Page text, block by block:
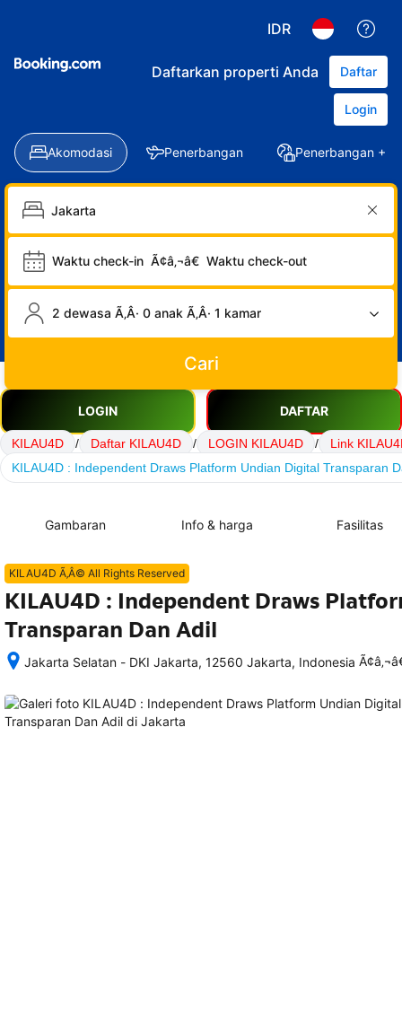
IDR
Daftarkan properti Anda Daftar
Login
Akomodasi Penerbangan Penerbangan +
Waktu check-in Ã¢â‚¬â€ Waktu check-out
2 dewasa Ã‚Â· 0 anak Ã‚Â· 1 kamar
Cari
LOGIN DAFTAR
KILAU4D / Daftar KILAU4D / LOGIN KILAU4D /
Link
KILAU4D : Independent Draws Platform Undian Digital Transparan
Gambaran Info & harga Fasilitas
KILAU4D Ã‚Â© All Rights Reserved
KILAU4D : Independent Draws
Transparan Dan Adil
Jakarta Selatan - DKI Jakarta, 12560 Jakarta, Indonesia
memesan,
rincian